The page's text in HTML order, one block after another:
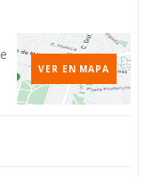
VER EN MAPA